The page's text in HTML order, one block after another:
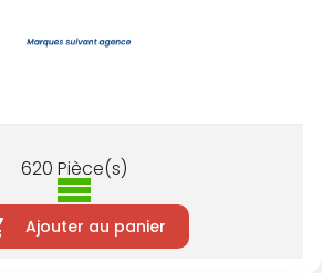
620 Pièce(s)
Ajouter au panier